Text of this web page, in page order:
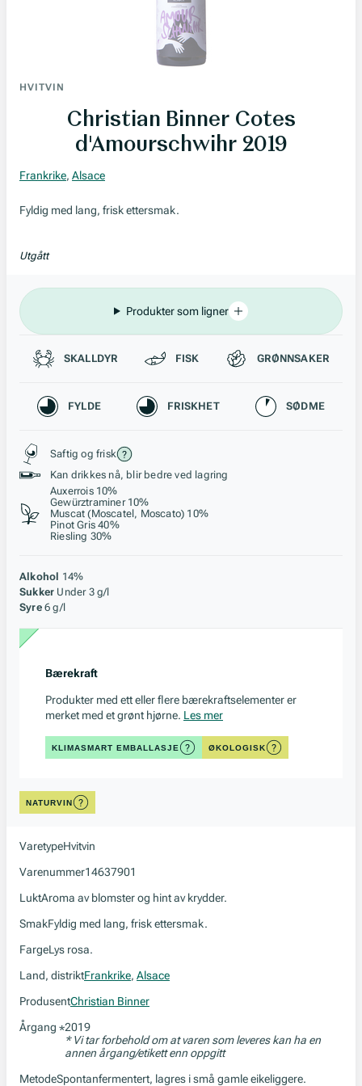
HVITVIN
Christian Binner Cotes
d'Amourschwihr 2019
Frankrike, Alsace
Fyldig med lang, frisk ettersmak.
Utgått
Produkter som ligner
Passer til
SKALLDYR FISK GRØNNSAKER
Karakteristikk
FYLDE FRISKHET SØDME
Stil, lagring og råstoff
Saftig og frisk
Kan drikkes nå, blir bedre ved lagring
Auxerrois 10%
Gewürztraminer 10%
Muscat (Moscatel, Moscato) 10%
Pinot Gris 40%
Riesling 30%
Alkohol 14%
Sukker Under 3 g/l
Syre 6 g/l
Bærekraft
Produkter med ett eller flere bærekraftselementer er
merket med et grønt hjørne. Les mer
KLIMASMART EMBALLASJE ØKOLOGISK
NATURVIN
VaretypeHvitvin
Varenummer14637901
LuktAroma av blomster og hint av krydder.
SmakFyldig med lang, frisk ettersmak.
FargeLys rosa.
Land, distriktFrankrike, Alsace
ProdusentChristian Binner
Årgang *2019
* Vi tar forbehold om at varen som leveres kan ha en
annen årgang/etikett enn oppgitt
MetodeSpontanfermentert, lagres i små gamle eikeliggere.